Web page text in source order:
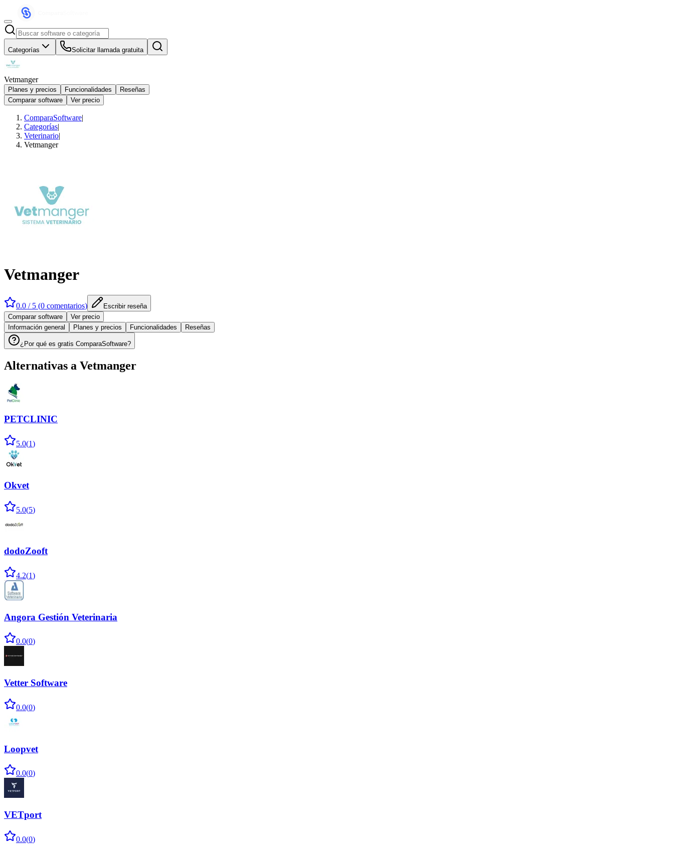
Categorías Solicitar llamada gratuita
Vetmanger
Planes y precios Funcionalidades
Reseñas
Comparar software
Ver precio
ComparaSoftware|
Categorías|
Veterinario|
Vetmanger
Vetmanger
0.0 / 5 (0 comentarios)
Escribir reseña
Comparar software
Ver precio
Información general
Planes y precios Funcionalidades Reseñas
¿Por qué es gratis ComparaSoftware?
Alternativas a Vetmanger
PETCLINIC
5.0(1)
Okvet
5.0(5)
dodoZooft
4.2(1)
Angora Gestión Veterinaria
0.0(0)
Vetter Software
0.0(0)
Loopvet
0.0(0)
VETport
0.0(0)